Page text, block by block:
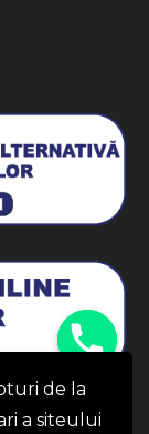
de la
a siteului